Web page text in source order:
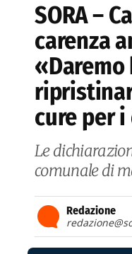
SORA –
carenza
cure per
Le
comunale di
Redazione